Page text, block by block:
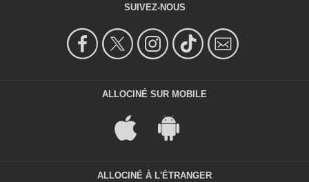
SUIVEZ-NOUS
ALLOCINÉ SUR MOBILE
ALLOCINÉ À L'ÉTRANGER